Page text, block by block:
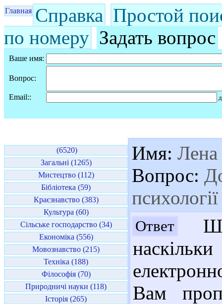
Главная Справка Простой
по номеру Задать вопрос
Ваше имя:
Вопрос:
Email::
(6520)
Загальні (1265)
Мистецтво (112)
Бібліотека (59)
Краєзнавство (383)
Культура (60)
Сільське господарство (34)
Економіка (556)
Мовознавство (215)
Техніка (188)
Філософія (70)
Природничі науки (118)
Історія (265)
Имя: Лена
Вопрос:
Ответ
Вам